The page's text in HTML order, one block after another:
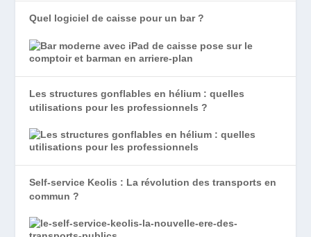
Quel logiciel de caisse pour un bar ?
Les structures gonflables en hélium : quelles
utilisations pour les professionnels ?
Self-service Keolis : La révolution des transports en
commun ?